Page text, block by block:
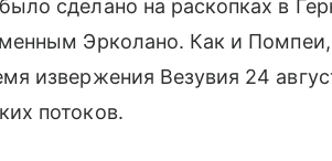
сделано на раскопках в
Эрколано. Как и Помпеи,
извержения Везувия 24
потоков.